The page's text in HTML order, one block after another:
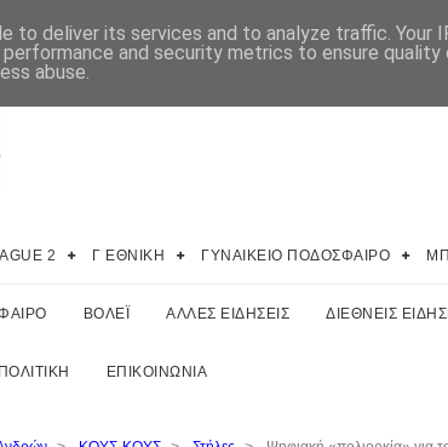
2 Γ ΕΘΝΙΚΗ ΓΥΝΑΙΚΕΙΟ ΠΟΔΟΣΦΑΙΡΟ
ΒΟΛΕΪ ΑΛΛΕΣ ΕΙΔΗΣΕΙΣ ΔΙΕΘΝΕΙΣ
ΕΠΙΚΟΙΝΩΝΙΑ
to deliver its services and to analyze traffic. Your
and security metrics to ensure
abuse.